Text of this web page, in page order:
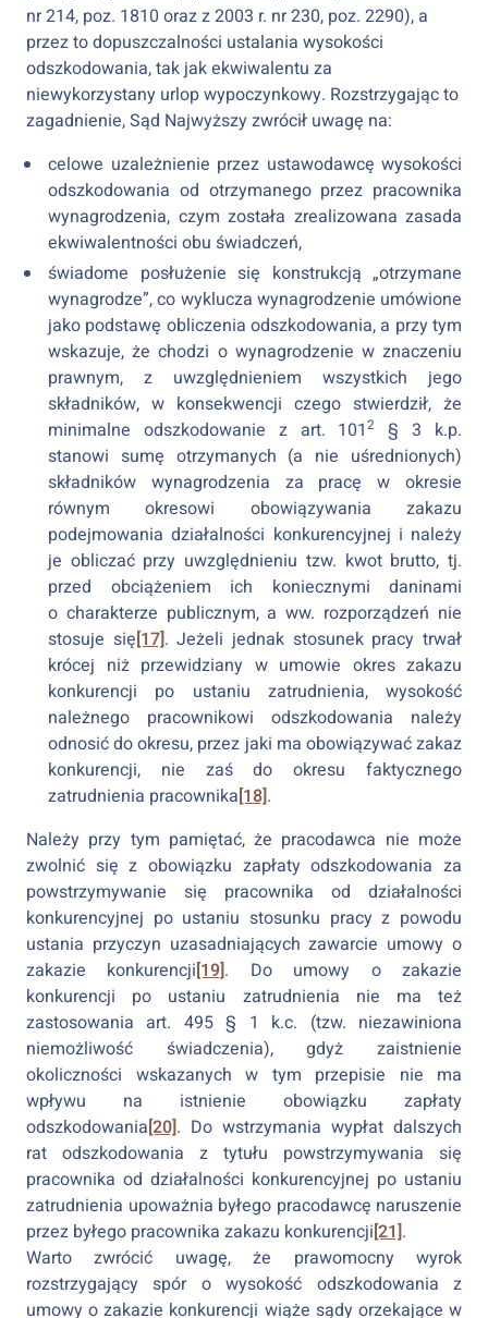
nr 214, poz. 1810 oraz z 2003 r. nr 230, poz. 2290), a
przez to dopuszczalności ustalania wysokości
odszkodowania, tak jak ekwiwalentu za
niewykorzystany urlop wypoczynkowy. Rozstrzygając to
zagadnienie, Sąd Najwyższy zwrócił uwagę na:
celowe uzależnienie przez ustawodawcę wysokości
odszkodowania od otrzymanego przez pracownika
wynagrodzenia, czym została zrealizowana zasada
ekwiwalentności obu świadczeń,
świadome posłużenie się konstrukcją „otrzymane
wynagrodze”, co wyklucza wynagrodzenie umówione
jako podstawę obliczenia odszkodowania, a przy tym
wskazuje, że chodzi o wynagrodzenie w znaczeniu
prawnym, z uwzględnieniem wszystkich jego
składników, w konsekwencji czego stwierdził, że
minimalne odszkodowanie z art. 1012
§ 3 k.p.
stanowi sumę otrzymanych (a nie uśrednionych)
składników wynagrodzenia za pracę w okresie
równym okresowi obowiązywania zakazu
podejmowania działalności konkurencyjnej i należy
je obliczać przy uwzględnieniu tzw. kwot brutto, tj.
przed obciążeniem ich koniecznymi daninami
o charakterze publicznym, a ww. rozporządzeń nie
stosuje się[17]. Jeżeli jednak stosunek pracy trwał
krócej niż przewidziany w umowie okres zakazu
konkurencji po ustaniu zatrudnienia, wysokość
należnego pracownikowi odszkodowania należy
odnosić do okresu, przez jaki ma obowiązywać zakaz
konkurencji, nie zaś do okresu faktycznego
zatrudnienia pracownika[18].
Należy przy tym pamiętać, że pracodawca nie może
zwolnić się z obowiązku zapłaty odszkodowania za
powstrzymywanie się pracownika od działalności
konkurencyjnej po ustaniu stosunku pracy z powodu
ustania przyczyn uzasadniających zawarcie umowy o
zakazie konkurencji[19]. Do umowy o zakazie
konkurencji po ustaniu zatrudnienia nie ma też
zastosowania art. 495 § 1 k.c. (tzw. niezawiniona
niemożliwość świadczenia), gdyż zaistnienie
okoliczności wskazanych w tym przepisie nie ma
wpływu na istnienie obowiązku zapłaty
odszkodowania[20]. Do wstrzymania wypłat dalszych
rat odszkodowania z tytułu powstrzymywania się
pracownika od działalności konkurencyjnej po ustaniu
zatrudnienia upoważnia byłego pracodawcę naruszenie
przez byłego pracownika zakazu konkurencji[21].
Warto zwrócić uwagę, że prawomocny wyrok
rozstrzygający spór o wysokość odszkodowania z
umowy o zakazie konkurencji wiąże sądy orzekające w